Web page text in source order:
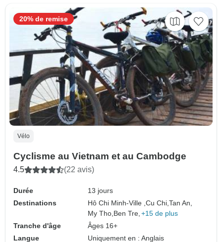
Vélo
Cyclisme au Vietnam et au Cambodge
4.5 (22 avis)
Durée
13 jours
Destinations
Hô Chi Minh-Ville ,Cu Chi,Tan An,
My Tho, Ben Tre, +15 de plus
Tranche d'âge
Âges 16+
Langue
Uniquement en : Anglais
20% de remise